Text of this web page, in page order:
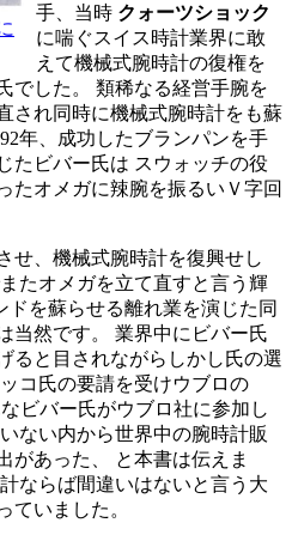
手、当時 クォーツショック
に喘ぐスイス時計業界に敢
えて機械式腕時計の復権を
でした。 類稀なる経営手腕を
され同時に機械式腕時計をも蘇
年、成功したブランパンを手
たビバー氏は スウォッチの役
たオメガに辣腕を振るいＶ字回
せ、機械式腕時計を復興せし
たオメガを立て直すと言う輝
を蘇らせる離れ業を演じた同
当然です。 業界中にビバー氏
ると目されながらしかし氏の選
コ氏の要請を受けウブロの
ビバー氏がウブロ社に参加し
ない内から世界中の腕時計販
があった、 と本書は伝えま
ならば間違いはないと言う大
ていました。